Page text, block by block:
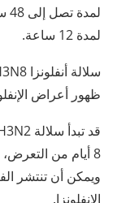
لمدة 12 ساعة.
ظهور أعراض الإنفلونزا بعد
8 أيام من
ويمكن أن تنتشر
الإنفلونزا.